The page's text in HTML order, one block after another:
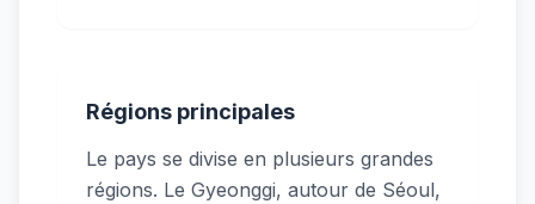
Régions principales
Le pays se divise en plusieurs grandes
régions. Le Gyeonggi, autour de Séoul,